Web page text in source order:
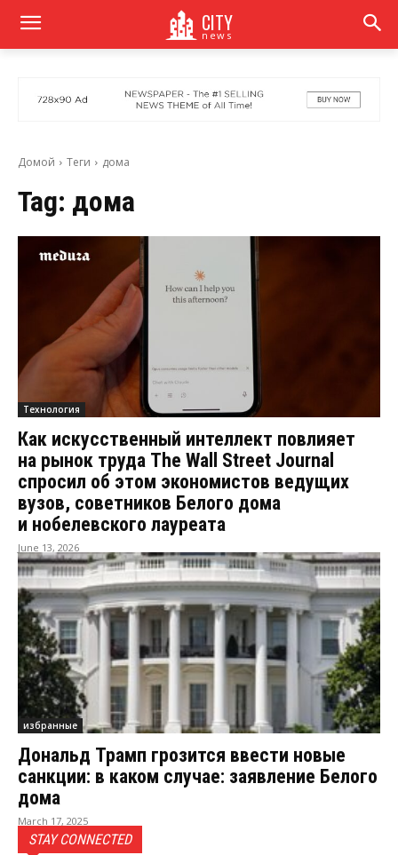
CITY
news
Домой Теги дома
Tag: дома
Технология
Как искусственный интеллект повлияет
на рынок труда The Wall Street Journal
спросил об этом экономистов ведущих
вузов, советников Белого дома
и нобелевского лауреата
June 13, 2026
избранные
Дональд Трамп грозится ввести новые
санкции: в каком случае: заявление Белого
дома
March 17, 2025
STAY CONNECTED